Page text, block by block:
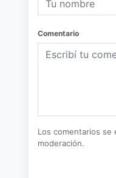
Comentario
Los comentarios se
moderación.